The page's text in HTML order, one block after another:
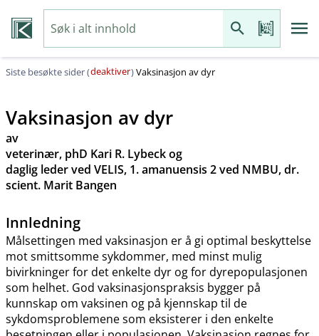
Siste besøkte sider (deaktiver)Vaksinasjon av dyr
Vaksinasjon av dyr
av
veterinær, phD Kari R. Lybeck og
daglig leder ved VELIS, 1. amanuensis 2 ved NMBU, dr.
scient. Marit Bangen
Innledning
Målsettingen med vaksinasjon er å gi optimal beskyttelse
mot smittsomme sykdommer, med minst mulig
bivirkninger for det enkelte dyr og for dyrepopulasjonen
som helhet. God vaksinasjonspraksis bygger på
kunnskap om vaksinen og på kjennskap til de
sykdomsproblemene som eksisterer i den enkelte